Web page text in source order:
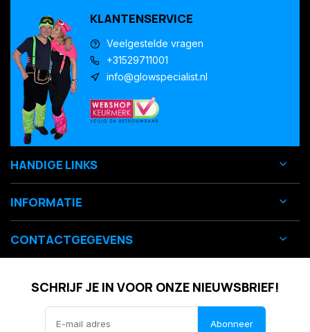
KLANTENSERVICE
Veelgestelde vragen
+31529711001
info@glowspecialist.nl
HANDIGE LINKS
INFORMATIE
CONTACTGEGEVENS
SCHRIJF JE IN VOOR ONZE NIEUWSBRIEF!
Abonneer